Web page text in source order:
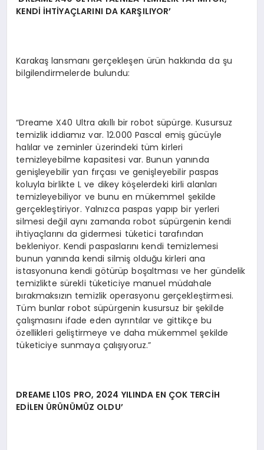
KENDİ İHTİYAÇLARINI DA KARŞILIYOR’
Karakaş lansmanı gerçekleşen ürün hakkında da şu
bilgilendirmelerde bulundu:
“Dreame X40 Ultra akıllı bir robot süpürge. Kusursuz
temizlik iddiamız var. 12.000 Pascal emiş gücüyle
halılar ve zeminler üzerindeki tüm kirleri
temizleyebilme kapasitesi var. Bunun yanında
genişleyebilir yan fırçası ve genişleyebilir paspas
koluyla birlikte L ve dikey köşelerdeki kirli alanları
temizleyebiliyor ve bunu en mükemmel şekilde
gerçekleştiriyor. Yalnızca paspas yapıp bir yerleri
silmesi değil aynı zamanda robot süpürgenin kendi
ihtiyaçlarını da gidermesi tüketici tarafından
bekleniyor. Kendi paspaslarını kendi temizlemesi
bunun yanında kendi silmiş olduğu kirleri ana
istasyonuna kendi götürüp boşaltması ve her gündelik
temizlikte sürekli tüketiciye manuel müdahale
bırakmaksızın temizlik operasyonu gerçekleştirmesi.
Tüm bunlar robot süpürgenin kusursuz bir şekilde
çalışmasını ifade eden ayrıntılar ve gittikçe bu
özellikleri geliştirmeye ve daha mükemmel şekilde
tüketiciye sunmaya çalışıyoruz.”
DREAME L10S PRO, 2024 YILINDA EN ÇOK TERCİH
EDİLEN ÜRÜNÜMÜZ OLDU’